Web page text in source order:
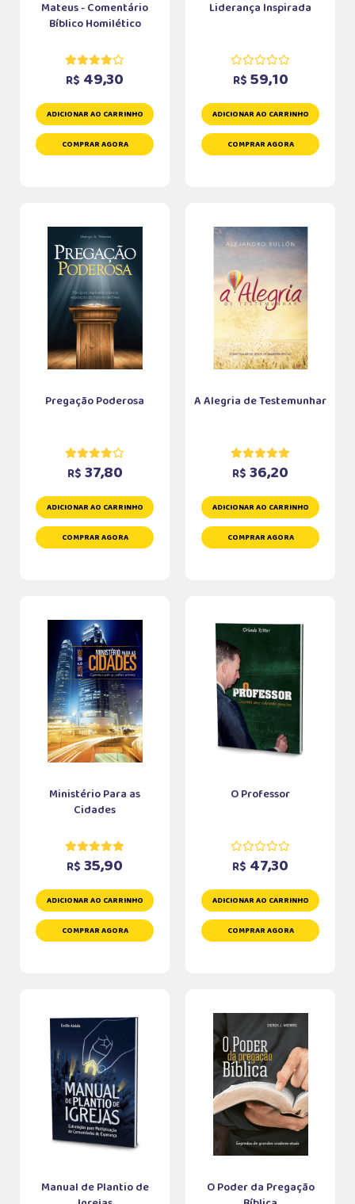
Mateus - Comentário
Bíblico Homilético
R$ 49,30
ADICIONAR AO CARRINHO
COMPRAR AGORA
Liderança Inspirada
R$ 59,10
ADICIONAR AO CARRINHO
COMPRAR AGORA
Pregação Poderosa
R$ 37,80
ADICIONAR AO CARRINHO
COMPRAR AGORA
A Alegria de Testemunhar
R$ 36,20
ADICIONAR AO CARRINHO
COMPRAR AGORA
Ministério Para as
Cidades
R$ 35,90
ADICIONAR AO CARRINHO
COMPRAR AGORA
O Professor
R$ 47,30
ADICIONAR AO CARRINHO
COMPRAR AGORA
Manual de Plantio de
O Poder da Pregação